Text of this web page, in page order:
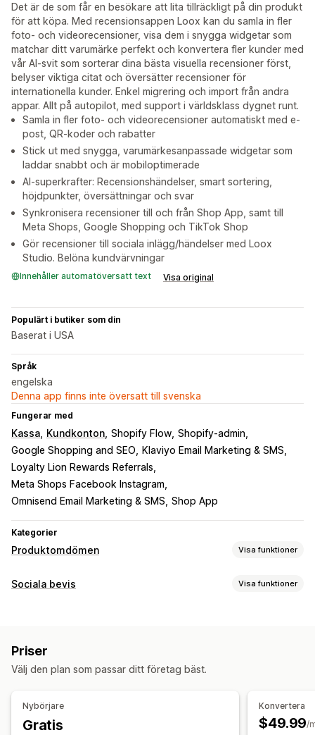
Det är de som får en besökare att lita tillräckligt på din produkt
för att köpa. Med recensionsappen Loox kan du samla in fler
foto- och videorecensioner, visa dem i snygga widgetar som
matchar ditt varumärke perfekt och konvertera fler kunder med
vår AI-svit som sorterar dina bästa visuella recensioner först,
belyser viktiga citat och översätter recensioner för
internationella kunder. Enkel migrering och import från andra
appar. Allt på autopilot, med support i världsklass dygnet runt.
Samla in fler foto- och videorecensioner automatiskt med e-
post, QR-koder och rabatter
Stick ut med snygga, varumärkesanpassade widgetar som
laddar snabbt och är mobiloptimerade
AI-superkrafter: Recensionshändelser, smart sortering,
höjdpunkter, översättningar och svar
Synkronisera recensioner till och från Shop App, samt till
Meta Shops, Google Shopping och TikTok Shop
Gör recensioner till sociala inlägg/händelser med Loox
Studio. Belöna kundvärvningar
Innehåller automatöversatt text Visa original
Populärt i butiker som din
Baserat i USA
Språk
engelska
Denna app finns inte översatt till svenska
Fungerar med
Kassa Kundkonton Shopify Flow Shopify-admin
Google Shopping and SEO
Klaviyo Email Marketing & SMS
Loyalty Lion Rewards Referrals
Meta Shops Facebook Instagram
Omnisend Email Marketing & SMS Shop App
Kategorier
Produktomdömen Visa funktioner
Visningsalternativ
En sida med alla recensioner
Höjdpunkter från recensioner
Filtrering Textfragment
Sociala bevis Visa funktioner
Analysverktyg
Priser
Välj den plan som passar ditt företag bäst.
Nybörjare
Gratis
Konvertera
$49.99/